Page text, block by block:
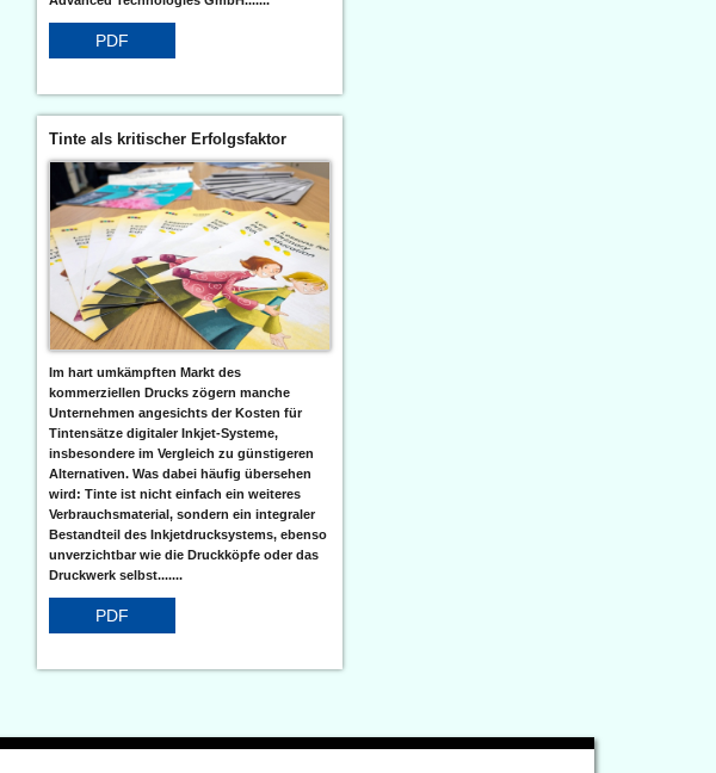
PDF
Tinte als kritischer Erfolgsfaktor
Im hart umkämpften Markt des
kommerziellen Drucks zögern manche
Unternehmen angesichts der Kosten für
Tintensätze digitaler Inkjet-Systeme,
insbesondere im Vergleich zu günstigeren
Alternativen. Was dabei häufig übersehen
wird: Tinte ist nicht einfach ein weiteres
Verbrauchsmaterial, sondern ein integraler
Bestandteil des Inkjetdrucksystems, ebenso
unverzichtbar wie die Druckköpfe oder das
Druckwerk selbst.......
PDF